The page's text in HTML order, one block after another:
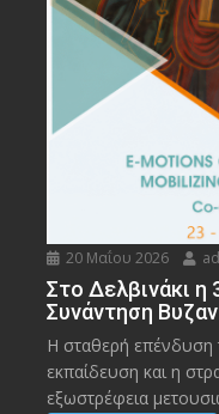
20 Μαΐου 2026
Στο Δελβινάκι η
Συνάντηση
Η σταθερή
εκπαίδευση και η
εξωστρέφεια